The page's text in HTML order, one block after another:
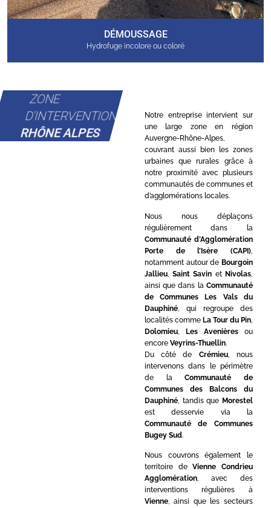
DÉMOUSSAGE
Hydrofuge incolore ou coloré
ZONE
D'INTERVENTION
RHÔNE ALPES
Notre entreprise intervient sur
une large zone en région
Auvergne-Rhône-Alpes,
couvrant aussi bien les zones
urbaines que rurales grâce à
notre proximité avec plusieurs
communautés de communes et
d’agglomérations locales.
Nous nous déplaçons
régulièrement dans la
Communauté d’Agglomération
Porte de l’Isère (CAPI)
notamment autour de Bourgoin
Jallieu,Saint Savin et Nivolas
ainsi que dans la Communauté
de Communes Les Vals du
Dauphiné, qui regroupe des
localités comme La Tour du Pin
Dolomieu, Les Avenièresou
encore Veyrins-Thuellin.
Du côté de Crémieu, nous
intervenons dans le périmètre
de laCommunauté de
Communes des Balcons du
Dauphiné, tandis que Morestel
est desservie via la
Communauté de Communes
Bugey Sud.
Nous couvrons également le
territoire deVienne Condrieu
Agglomération, avec des
interventions régulières à
Vienne, ainsi que les secteurs